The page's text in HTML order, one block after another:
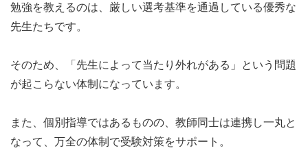
勉強を教えるのは、厳しい選考基準を通過している優秀な
先生たちです。
そのため、「先生によって当たり外れがある」という問題
が起こらない体制になっています。
また、個別指導ではあるものの、教師同士は連携し一丸と
なって、万全の体制で受験対策をサポート。